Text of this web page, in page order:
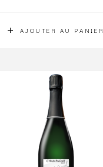
AJOUTER AU PANIER